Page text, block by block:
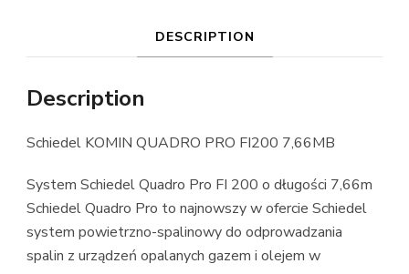
DESCRIPTION
Description
Schiedel KOMIN QUADRO PRO FI200 7,66MB
System Schiedel Quadro Pro FI 200 o długości 7,66m
Schiedel Quadro Pro to najnowszy w ofercie Schiedel
system powietrzno-spalinowy do odprowadzania
spalin z urządzeń opalanych gazem i olejem w